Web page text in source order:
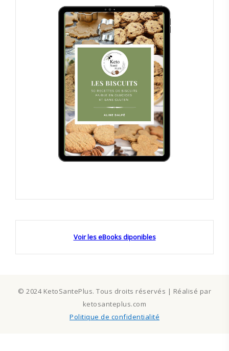
Voir les eBooks diponibles
© 2024 KetoSantePlus. Tous droits réservés | Réalisé par
ketosanteplus.com
Politique de confidentialité